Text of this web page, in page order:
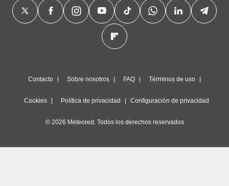
Contacto Sobre nosotros FAQ Términos de uso
Cookies Política de privacidad Configuración de privacidad
© 2026 Meteored. Todos los derechos reservados